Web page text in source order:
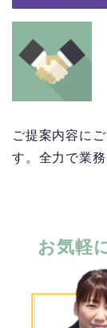
ご提案内容に
す。全力で業務
お気軽